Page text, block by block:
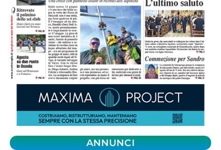
ANNUNCI